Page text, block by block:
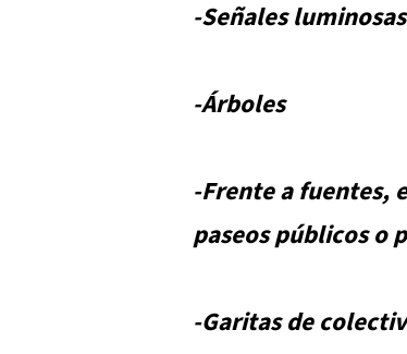
-Señales
-Árboles
-Frente a fuentes,
paseos públicos o
-Garitas de